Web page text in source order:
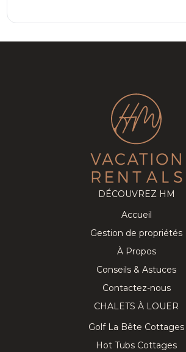
DÉCOUVREZ HM
Accueil
Gestion de propriétés
À Propos
Conseils & Astuces
Contactez-nous
CHALETS À LOUER
Golf La Bête Cottages
Hot Tubs Cottages